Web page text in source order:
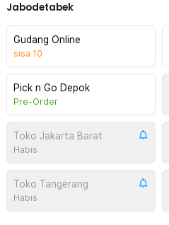
Jabodetabek
Gudang Online
sisa 10
Pick n Go Depok
Pre-Order
Toko Jakarta Barat
Habis
Toko Tangerang
Habis